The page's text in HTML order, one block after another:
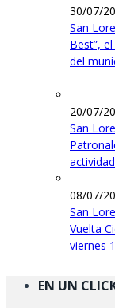
30/07/
San
Best”,
del
20/07/
San
08/07/
San
Vuelta
viernes
EN UN